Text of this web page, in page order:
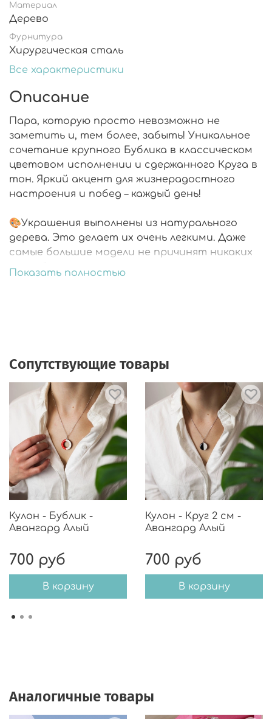
Материал
Дерево
Фурнитура
Хирургическая сталь
Все характеристики
Описание
Пара, которую просто невозможно не
заметить и, тем более, забыть! Уникальное
сочетание крупного Бублика в классическом
цветовом исполнении и сдержанного Круга в
тон. Яркий акцент для жизнерадостного
настроения и побед – каждый день!
🎨Украшения выполнены из натурального
дерева. Это делает их очень легкими. Даже
самые большие модели не причинят никаких
неудобств.
🎨Подарочная упаковка.
🎨В комплекте запасные заглушки.
Показать полностью
Сопутствующие товары
Кулон - Бублик -
Авангард Алый
700 руб
В корзину
Кулон - Круг 2 см -
Авангард Алый
700 руб
В корзину
Аналогичные товары